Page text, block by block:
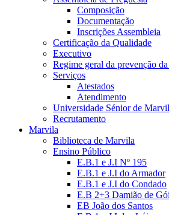
Composição
Documentação
Inscrições Assembleia
Certificação da Qualidade
Executivo
Regime geral da prevenção
Serviços
Atestados
Atendimento
Universidade Sénior de
Recrutamento
Marvila
Biblioteca de Marvila
Ensino Público
E.B.1 e J.I Nº 195
E.B.1 e J.I do Armador
E.B.1 e J.I do Condado
E.B 2+3 Damião de
EB João dos Santos